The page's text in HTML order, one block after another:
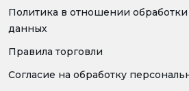
Политика в отношении
данных
Правила торговли
Согласие на обработку